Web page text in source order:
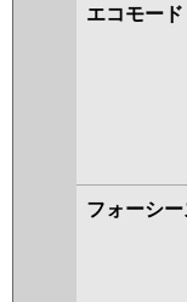
エコモード
フォーシ